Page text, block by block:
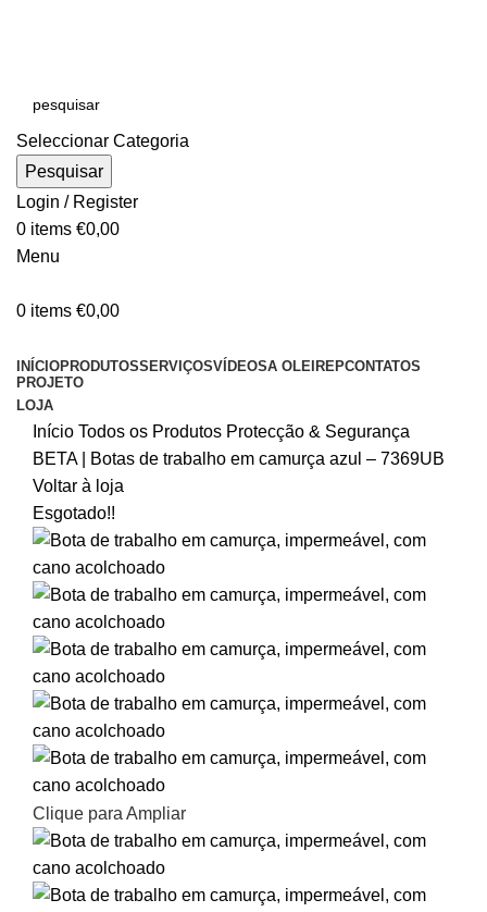
Seleccionar Categoria
Pesquisar
Login / Register
0 items €0,00
Menu
0 items €0,00
INÍCIOPRODUTOSSERVIÇOSVÍDEOSA OLEIREPCONTATOS
PROJETO
LOJA
Início Todos os Produtos Protecção & Segurança
BETA | Botas de trabalho em camurça azul – 7369UB
Voltar à loja
Esgotado!!
Clique para Ampliar